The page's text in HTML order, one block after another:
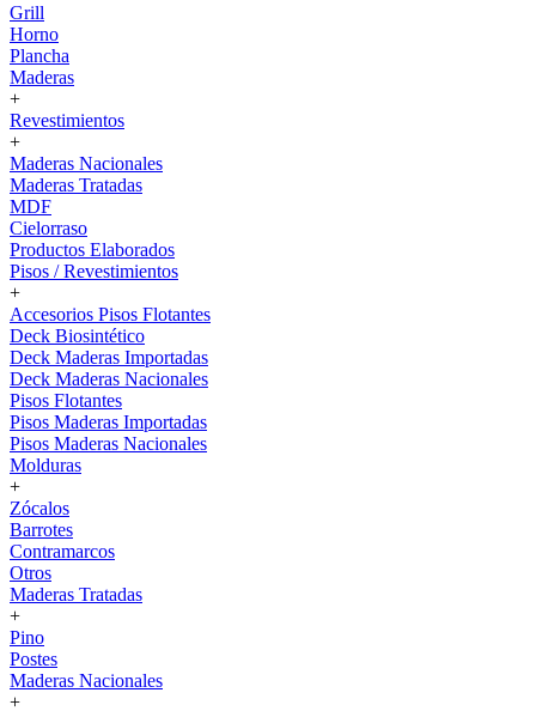
Grill
Horno
Plancha
Maderas
+
Revestimientos
+
Maderas Nacionales
Maderas Tratadas
MDF
Cielorraso
Productos Elaborados
Pisos / Revestimientos
+
Accesorios Pisos Flotantes
Deck Biosintético
Deck Maderas Importadas
Deck Maderas Nacionales
Pisos Flotantes
Pisos Maderas Importadas
Pisos Maderas Nacionales
Molduras
+
Zócalos
Barrotes
Contramarcos
Otros
Maderas Tratadas
+
Pino
Postes
Maderas Nacionales
+